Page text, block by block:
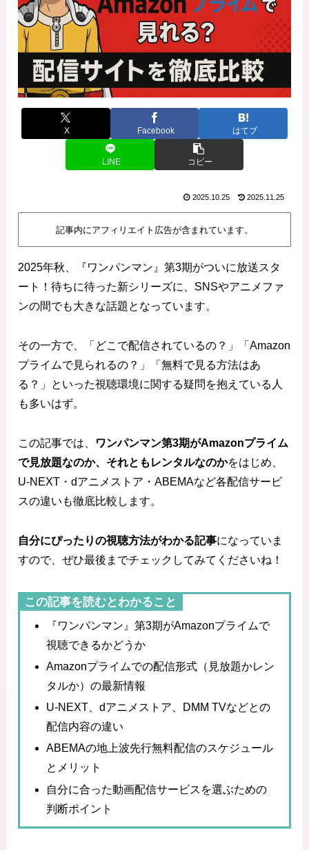
X Facebook はてブ
LINE コピー
2025.10.25 2025.11.25
記事内にアフィリエイト広告が含まれています。
2025年秋、『ワンパンマン』第3期がついに放送スタ
ート！待ちに待った新シリーズに、SNSやアニメファ
ンの間でも大きな話題となっています。
その一方で、「どこで配信されているの？」「Amazon
プライムで見られるの？」「無料で見る方法はあ
る？」といった視聴環境に関する疑問を抱えている人
も多いはず。
この記事では、
ワンパンマン第3期がAmazonプライム
で見放題なのか、それともレンタルなのかをはじめ、
U-NEXT・dアニメストア・ABEMAなど各配信サービ
スの違いも徹底比較します。
自分にぴったりの視聴方法がわかる記事になっていま
すので、ぜひ最後までチェックしてみてくださいね！
この記事を読むとわかること
『ワンパンマン』第3期がAmazonプライムで
視聴できるかどうか
Amazonプライムでの配信形式（見放題かレン
タルか）の最新情報
U-NEXT、dアニメストア、DMM TVなどとの
配信内容の違い
ABEMAの地上波先行無料配信のスケジュール
とメリット
自分に合った動画配信サービスを選ぶための
判断ポイント